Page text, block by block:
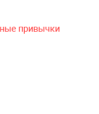
привычки